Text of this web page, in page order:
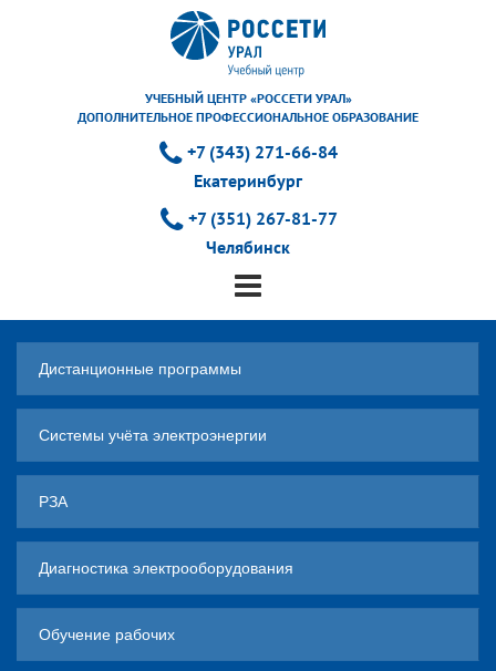
УЧЕБНЫЙ ЦЕНТР «РОССЕТИ УРАЛ»
ДОПОЛНИТЕЛЬНОЕ ПРОФЕССИОНАЛЬНОЕ ОБРАЗОВАНИЕ
+7 (343) 271-66-84
Екатеринбург
+7 (351) 267-81-77
Челябинск
Дистанционные программы
Системы учёта электроэнергии
РЗА
Диагностика электрооборудования
Обучение рабочих